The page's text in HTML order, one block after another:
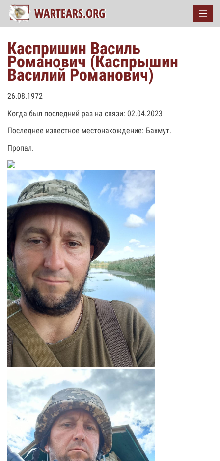
Каспришин Василь
Романович (Каспрышин
Василий Романович)
26.08.1972
Когда был последний раз на связи: 02.04.2023
Последнее известное местонахождение: Бахмут.
Пропал.